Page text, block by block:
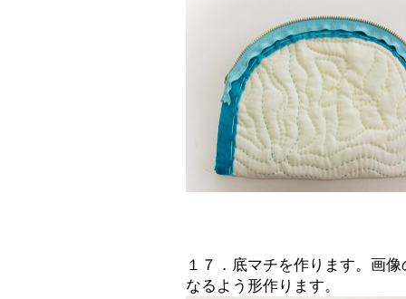
１７．底マチを作ります。画
なるよう形作ります。